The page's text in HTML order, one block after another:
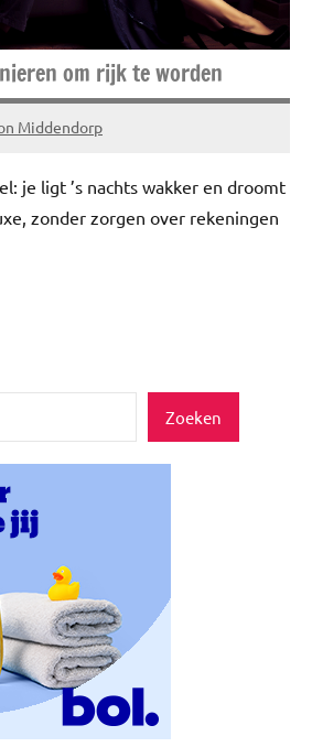
om rijk te worden
Middendorp
je ligt ’s nachts wakker en droomt
zonder zorgen over rekeningen
Zoeken